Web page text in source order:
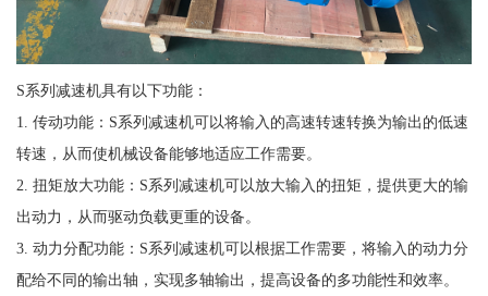
S系列减速机具有以下功能：
1. 传动功能：S系列减速机可以将输入的高速转速转换为输出的低速
转速，从而使机械设备能够地适应工作需要。
2. 扭矩放大功能：S系列减速机可以放大输入的扭矩，提供更大的输
出动力，从而驱动负载更重的设备。
3. 动力分配功能：S系列减速机可以根据工作需要，将输入的动力分
配给不同的输出轴，实现多轴输出，提高设备的多功能性和效率。